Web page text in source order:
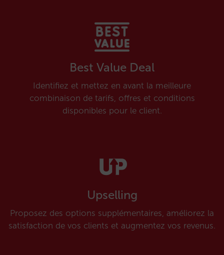
Best Value Deal
Identifiez et mettez en avant la meilleure
combinaison de tarifs, offres et conditions
disponibles pour le client.
Upselling
Proposez des options supplémentaires, améliorez la
satisfaction de vos clients et augmentez vos revenus.